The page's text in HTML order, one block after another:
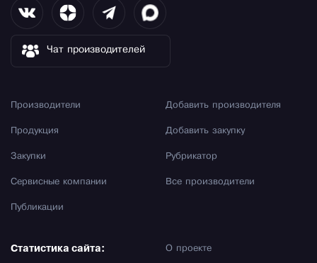
Чат производителей
Производители
Продукция
Закупки
Сервисные компании
Публикации
Добавить производителя
Добавить закупку
Рубрикатор
Все производители
О проекте
Статистика сайта: